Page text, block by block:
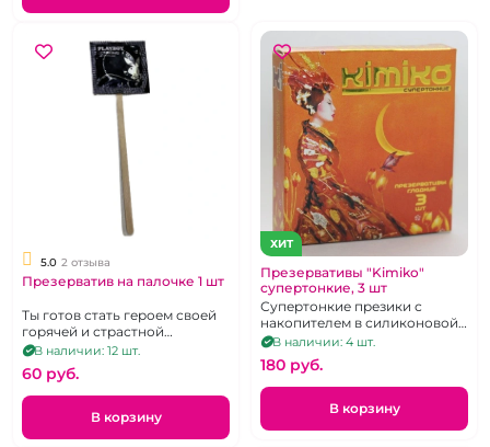
5.0 2 отзыва
Презерватив на палочке 1 шт
Ты готов стать героем своей
горячей и страстной
истории? презервативы в
ассортименте (могут быть
разные фирмы, иногда
поставляются без палочки)
В наличии: 12 шт.
60 pуб.
В корзину
ХИТ
Презервативы "Kimiko"
супертонкие, 3 шт
Супертонкие презики с
накопителем в силиконовой
смазке.
В наличии: 4 шт.
180 pуб.
В корзину